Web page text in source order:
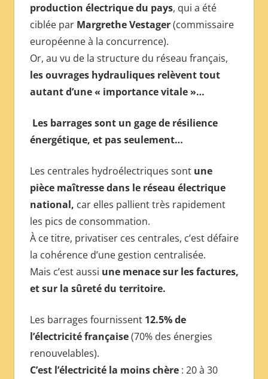
production électrique du pays, qui a été
ciblée par Margrethe Vestager(commissaire
européenne à la concurrence).
Or, au vu de la structure du réseau français,
les ouvrages hydrauliques relèvent tout
autant d’une « importance vitale »…
Les barrages sont un gage de résilience
énergétique, et pas seulement…
Les centrales hydroélectriques sont une
pièce maîtresse dans le réseau électrique
national, car elles pallient très rapidement
les pics de consommation.
À ce titre, privatiser ces centrales, c’est défaire
la cohérence d’une gestion centralisée.
Mais c’est aussi une menace sur les factures,
et sur la sûreté du territoire.
Les barrages fournissent 12.5% de
l’électricité française(70% des énergies
renouvelables).
C’est l’électricité la moins chère: 20 à 30